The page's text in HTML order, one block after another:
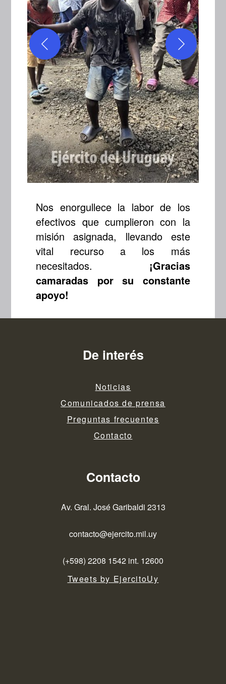
Nos enorgullece la labor de los
efectivos que cumplieron con la
misión asignada, llevando este
vital recurso a los más
necesitados. ¡Gracias
camaradas por su constante
apoyo!
De interés
Noticias
Comunicados de prensa
Preguntas frecuentes
Contacto
Contacto
Av. Gral. José Garibaldi 2313
contacto@ejercito.mil.uy
(+598) 2208 1542 int. 12600
Tweets by EjercitoUy